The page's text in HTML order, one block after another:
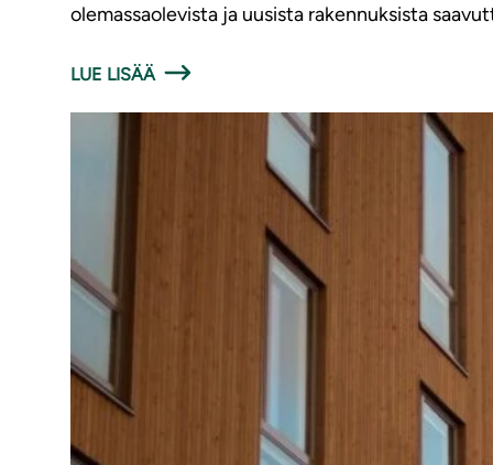
olemassaolevista ja uusista rakennuksista
LUE LISÄÄ